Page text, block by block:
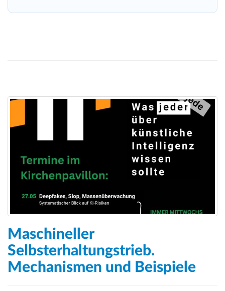
Maschineller
Selbsterhaltungstrieb.
Mechanismen und Beispiele